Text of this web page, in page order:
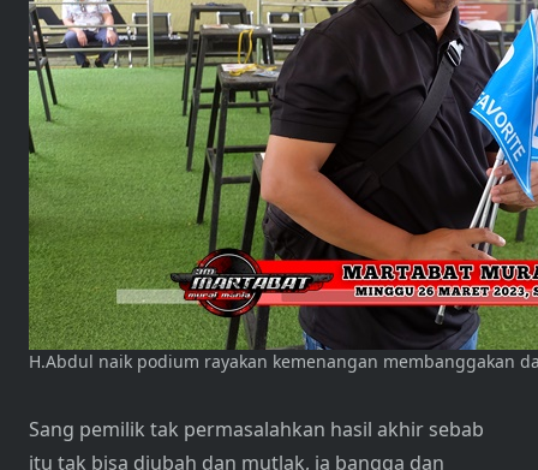
H.Abdul naik podium rayakan kemenangan membanggakan
Sang pemilik tak permasalahkan hasil akhir sebab
itu tak bisa diubah dan mutlak, ia bangga dan